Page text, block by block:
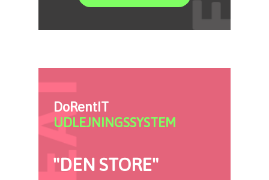
DoRentIT
UDLEJNINGSSYSTEM
"DEN STORE"